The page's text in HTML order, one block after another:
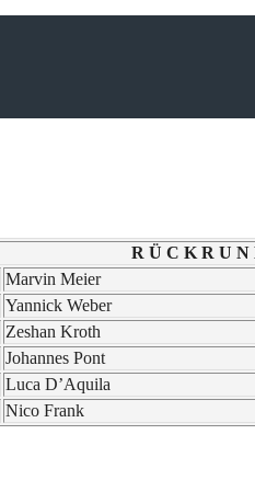
R Ü C K R U N
Marvin Meier
Yannick Weber
Zeshan Kroth
Johan­nes Pont
Luca D’Aqui­la
Nico Frank